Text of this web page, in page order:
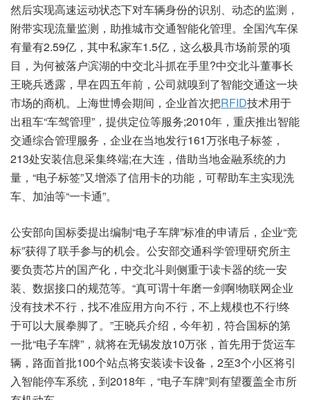
然后实现高速运动状态下对车辆身份的识别、动态的监测，
附带实现流量监测，助推城市交通智能化管理。全国汽车保
有量有2.59亿，其中私家车1.5亿，这么极具市场前景的项
目，为何被落户滨湖的中交北斗抓在手里?中交北斗董事长
王晓兵透露，早在四五年前，公司就嗅到了智能交通这一块
市场的商机。上海世博会期间，企业首次把RFID技术用于
出租车“车驾管理”，提供定位等服务;2010年，重庆推出智能
交通综合管理服务，企业在当地发行161万张电子标签，
213处安装信息采集终端;在大连，借助当地金融系统的力
量，“电子标签”又增添了信用卡的功能，可帮助车主实现洗
车、加油等“一卡通”。
公安部向国标委提出编制“电子车牌”标准的申请后，企业“竞
标”获得了联手参与的机会。公安部交通科学管理研究所主
要负责芯片的国产化，中交北斗则侧重于读卡器的统一安
装、数据接口的规范等。“真可谓十年磨一剑啊!物联网企业
没有技术不行，找不准应用方向不行，不上规模也不行!终
于可以大展拳脚了。”王晓兵介绍，今年初，符合国标的第
一批“电子车牌”，就将在无锡发放10万张，首先用于货运车
辆，路面首批100个站点将安装读卡设备，2至3个小区将引
入智能停车系统，到2018年，“电子车牌”则有望覆盖全市所